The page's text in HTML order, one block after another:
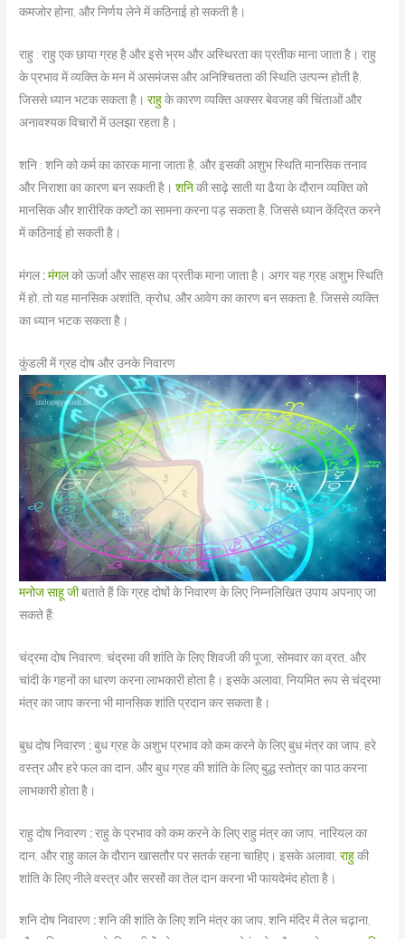
कमजोर होना, और निर्णय लेने में कठिनाई हो सकती है।
राहु : राहु एक छाया ग्रह है और इसे भ्रम और अस्थिरता का प्रतीक माना जाता है। राहु
के प्रभाव में व्यक्ति के मन में असमंजस और अनिश्चितता की स्थिति उत्पन्न होती है,
जिससे ध्यान भटक सकता है।राहुके कारण व्यक्ति अक्सर बेवजह की चिंताओं और
अनावश्यक विचारों में उलझा रहता है।
शनि : शनि को कर्म का कारक माना जाता है, और इसकी अशुभ स्थिति मानसिक तनाव
और निराशा का कारण बन सकती है।शनिकी साढ़े साती या ढैया के दौरान व्यक्ति को
मानसिक और शारीरिक कष्टों का सामना करना पड़ सकता है, जिससे ध्यान केंद्रित करने
में कठिनाई हो सकती है।
मंगल:मंगलको ऊर्जा और साहस का प्रतीक माना जाता है। अगर यह ग्रह अशुभ स्थिति
में हो, तो यह मानसिक अशांति, क्रोध, और आवेग का कारण बन सकता है, जिससे व्यक्ति
का ध्यान भटक सकता है।
कुंडली में ग्रह दोष और उनके निवारण
मनोज साहू जीबताते हैं कि ग्रह दोषों के निवारण के लिए निम्नलिखित उपाय अपनाए जा
सकते हैं:
चंद्रमा दोष निवारण: चंद्रमा की शांति के लिए शिवजी की पूजा, सोमवार का व्रत, और
चांदी के गहनों का धारण करना लाभकारी होता है। इसके अलावा, नियमित रूप से चंद्रमा
मंत्र का जाप करना भी मानसिक शांति प्रदान कर सकता है।
बुध दोष निवारण :बुध ग्रह के अशुभ प्रभाव को कम करने के लिए बुध मंत्र का जाप, हरे
वस्त्र और हरे फल का दान, और बुध ग्रह की शांति के लिए बुद्ध स्तोत्र का पाठ करना
लाभकारी होता है।
राहु दोष निवारण :राहु के प्रभाव को कम करने के लिए राहु मंत्र का जाप, नारियल का
दान, और राहु काल के दौरान खासतौर पर सतर्क रहना चाहिए। इसके अलावा,राहुकी
शांति के लिए नीले वस्त्र और सरसों का तेल दान करना भी फायदेमंद होता है।
शनि दोष निवारण :शनि की शांति के लिए शनि मंत्र का जाप, शनि मंदिर में तेल चढ़ाना,